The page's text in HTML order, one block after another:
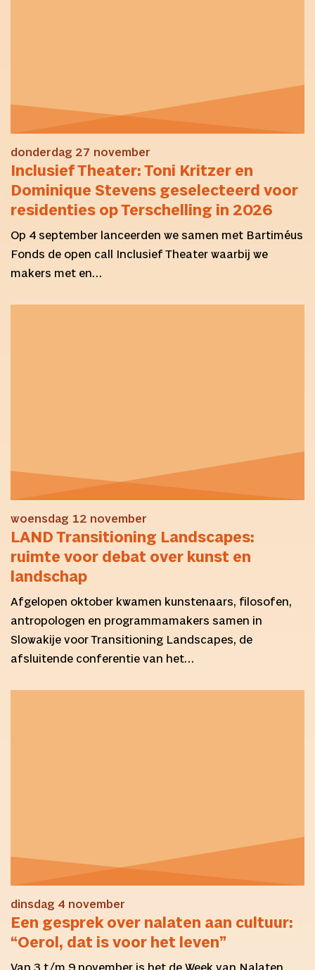
donderdag 27 november
Inclusief Theater: Toni Kritzer en
Dominique Stevens geselecteerd voor
residenties op Terschelling in 2026
Op 4 september lanceerden we samen met Bartiméus
Fonds de open call Inclusief Theater waarbij we
makers met en…
woensdag 12 november
LAND Transitioning Landscapes:
ruimte voor debat over kunst en
landschap
Afgelopen oktober kwamen kunstenaars, filosofen,
antropologen en programmamakers samen in
Slowakije voor Transitioning Landscapes, de
afsluitende conferentie van het…
dinsdag 4 november
Een gesprek over nalaten aan cultuur:
“Oerol, dat is voor het leven”